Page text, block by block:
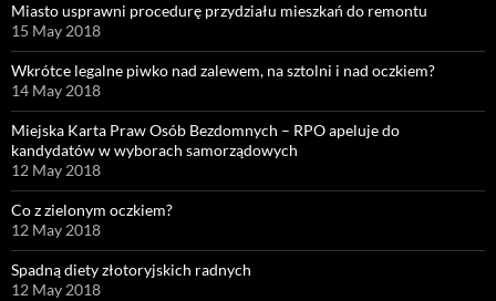
Miasto usprawni procedurę przydziału mieszkań do remontu
15 May 2018
Wkrótce legalne piwko nad zalewem, na sztolni i nad oczkiem?
14 May 2018
Miejska Karta Praw Osób Bezdomnych – RPO apeluje do
kandydatów w wyborach samorządowych
12 May 2018
Co z zielonym oczkiem?
12 May 2018
Spadną diety złotoryjskich radnych
12 May 2018